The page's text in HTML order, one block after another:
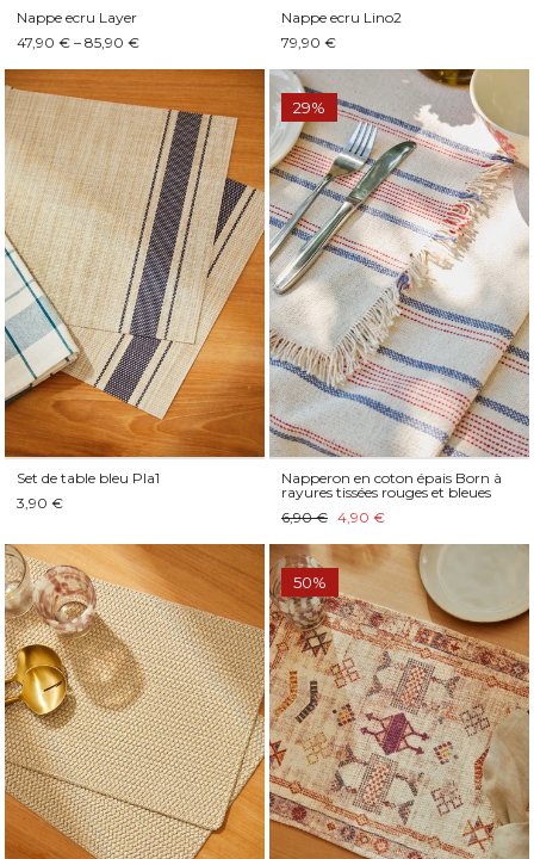
Nappe ecru Layer
47,90 € – 85,90 €
Nappe ecru Lino2
79,90 €
Set de table bleu Pla1
3,90 €
29%
Napperon en coton épais Born à
rayures tissées rouges et bleues
6,90 € 4,90 €
50%